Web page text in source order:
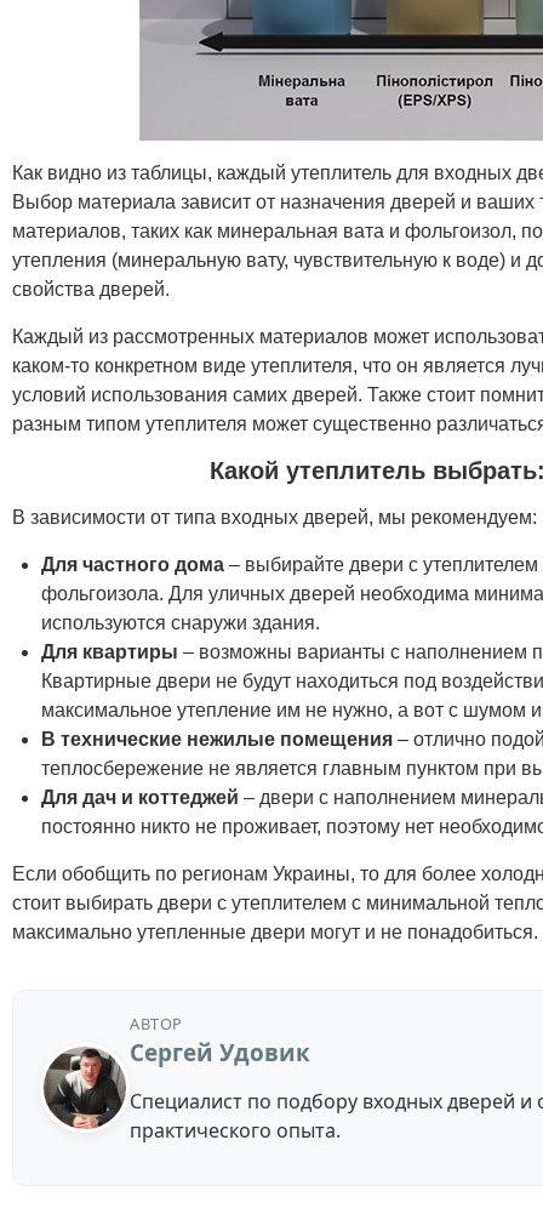
Как видно из таблицы, каждый утеплитель для входных
Выбор материала зависит от назначения дверей и
материалов, таких как минеральная вата и фольгоизол,
утепления (минеральную вату, чувствительную к воде) и
свойства дверей.
Каждый из рассмотренных материалов может
каком-то конкретном виде утеплителя, что он является
условий использования самих дверей. Также стоит
разным типом утеплителя может существенно
Какой утеплитель
В зависимости от типа входных дверей, мы рекомендуем:
Для частного дома – выбирайте двери с
фольгоизола. Для уличных дверей необходима
используются снаружи здания.
Для квартиры – возможны варианты с наполнением
Квартирные двери не будут находиться под
максимальное утепление им не нужно, а вот с шумом
В технические нежилые помещения – отлично
теплосбережение не является главным пунктом при
Для дач и коттеджей – двери с наполнением
постоянно никто не проживает, поэтому нет
Если обобщить по регионам Украины, то для более
стоит выбирать двери с утеплителем с минимальной
максимально утепленные двери могут и не понадобиться.
АВТОР
Сергей Удовик
Специалист по подбору входных дверей и
практического опыта.